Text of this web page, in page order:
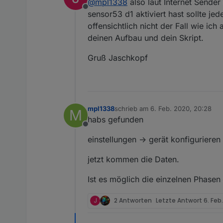
19:57:34 RSL: tele/
19:57:35 RSL: tele/
19:57:36 RSL: tele/
19:57:37 RSL: tele/
19:57:37 RSL: tele/
19:57:38 RSL: tele/
bekomme zwar daten
Zähler(MT691) ist
Offline
sensor53 d1 aktiviert hast sollte
offensichtlich nicht der Fall wie ich
deinen Aufbau und dein Skript.
Gruß Jaschkopf
M
Offline
mpl1338schrieb am 6. Feb. 2020, 20:28
zuletzt editiert von
habs gefunden
einstellungen -> gerät
jetzt kommen die Daten.
Ist es möglich die einzelnen
J 2 Antworten Letzte Antwort 6.